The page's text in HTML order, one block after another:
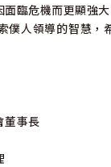
臨危機而更顯強大
人領導的智慧
董事長